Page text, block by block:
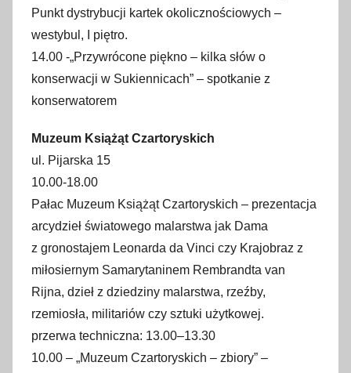
Punkt dystrybucji kartek okolicznościowych –
westybul, I piętro.
14.00 -„Przywrócone piękno – kilka słów o
konserwacji w Sukiennicach” – spotkanie z
konserwatorem
Muzeum Książąt Czartoryskich
ul. Pijarska 15
10.00-18.00
Pałac Muzeum Książąt Czartoryskich – prezentacja
arcydzieł światowego malarstwa jak Dama
z gronostajem Leonarda da Vinci czy Krajobraz z
miłosiernym Samarytaninem Rembrandta van
Rijna, dzieł z dziedziny malarstwa, rzeźby,
rzemiosła, militariów czy sztuki użytkowej.
przerwa techniczna: 13.00–13.30
10.00 – „Muzeum Czartoryskich – zbiory” –